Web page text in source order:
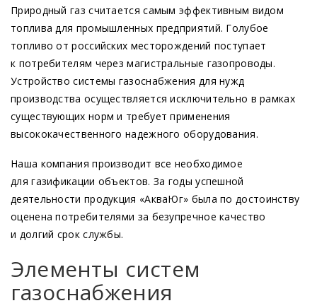
Природный газ считается самым эффективным видом
топлива для промышленных предприятий. Голубое
топливо от российских месторождений поступает
к потребителям через магистральные газопроводы.
Устройство системы газоснабжения для нужд
производства осуществляется исключительно в рамках
существующих норм и требует применения
высококачественного надежного оборудования.
Наша компания производит все необходимое
для газификации объектов. За годы успешной
деятельности продукция «АкваЮг» была по достоинству
оценена потребителями за безупречное качество
и долгий срок службы.
Элементы систем
газоснабжения